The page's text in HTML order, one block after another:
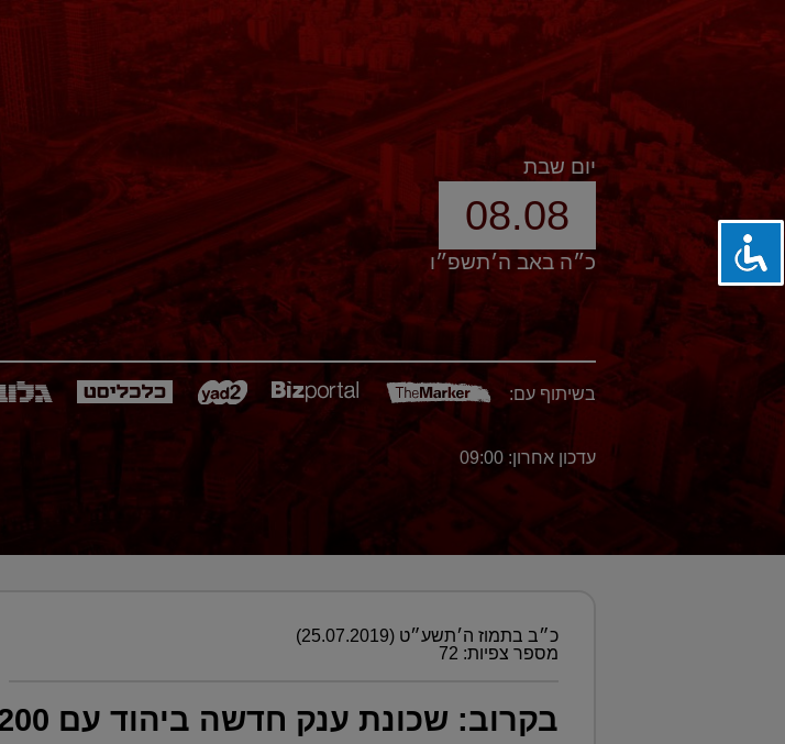
יום שבת
08.08
כ״ה באב ה׳תשפ״ו
בשיתוף עם:
עדכון אחרון: 09:00
כ״ב בתמוז ה׳תשע״ט (25.07.2019)
מספר צפיות: 72
בקרוב: שכונת ענק חדשה ביהוד עם 3,200 דירות